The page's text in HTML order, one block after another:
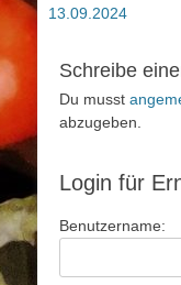
Beitrag:
13.09.2024
Schreibe
Du musst
abzugeben.
Login für
Benutzername: